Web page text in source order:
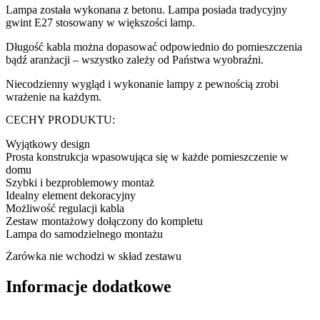
Lampa została wykonana z betonu. Lampa posiada tradycyjny
gwint E27 stosowany w większości lamp.
Długość kabla można dopasować odpowiednio do pomieszczenia
bądź aranżacji – wszystko zależy od Państwa wyobraźni.
Niecodzienny wygląd i wykonanie lampy z pewnością zrobi
wrażenie na każdym.
CECHY PRODUKTU:
Wyjątkowy design
Prosta konstrukcja wpasowująca się w każde pomieszczenie w
domu
Szybki i bezproblemowy montaż
Idealny element dekoracyjny
Możliwość regulacji kabla
Zestaw montażowy dołączony do kompletu
Lampa do samodzielnego montażu
Żarówka nie wchodzi w skład zestawu
Informacje dodatkowe